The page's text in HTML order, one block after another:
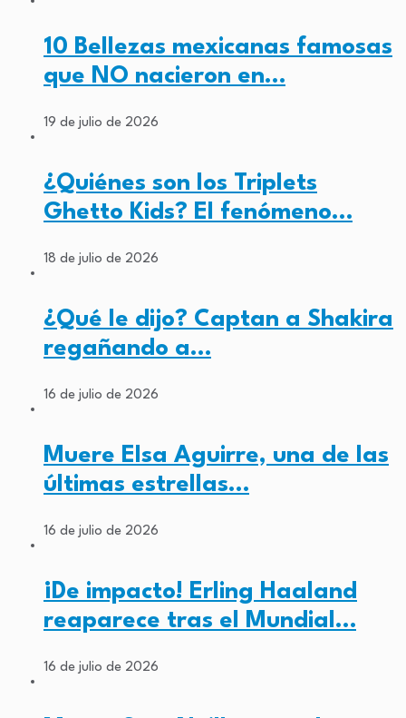
10 Bellezas mexicanas famosas
que NO nacieron en…
19 de julio de 2026
¿Quiénes son los Triplets
Ghetto Kids? El fenómeno…
18 de julio de 2026
¿Qué le dijo? Captan a Shakira
regañando a…
16 de julio de 2026
Muere Elsa Aguirre, una de las
últimas estrellas…
16 de julio de 2026
¡De impacto! Erling Haaland
reaparece tras el Mundial…
16 de julio de 2026